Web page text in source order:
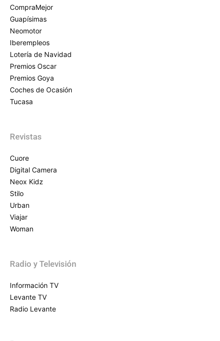
CompraMejor
Guapísimas
Neomotor
Iberempleos
Lotería de Navidad
Premios Oscar
Premios Goya
Coches de Ocasión
Tucasa
Revistas
Cuore
Digital Camera
Neox Kidz
Stilo
Urban
Viajar
Woman
Radio y Televisión
Información TV
Levante TV
Radio Levante